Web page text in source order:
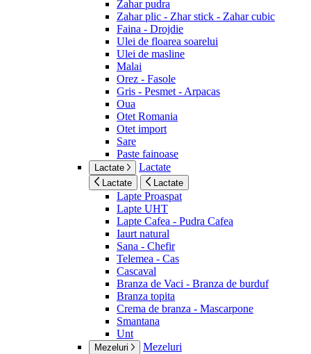
Zahar pudra
Zahar plic - Zhar stick - Zahar cubic
Faina - Drojdie
Ulei de floarea soarelui
Ulei de masline
Malai
Orez - Fasole
Gris - Pesmet - Arpacas
Oua
Otet Romania
Otet import
Sare
Paste fainoase
Lactate Lactate
Lactate Lactate
Lapte Proaspat
Lapte UHT
Lapte Cafea - Pudra Cafea
Iaurt natural
Sana - Chefir
Telemea - Cas
Cascaval
Branza de Vaci - Branza de burduf
Branza topita
Crema de branza - Mascarpone
Smantana
Unt
Mezeluri Mezeluri